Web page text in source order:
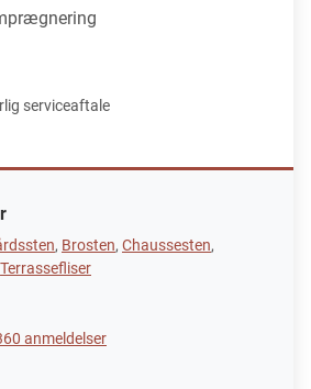
serviceaftale
, Brosten, Chaussesten,
Terrassefliser
anmeldelser